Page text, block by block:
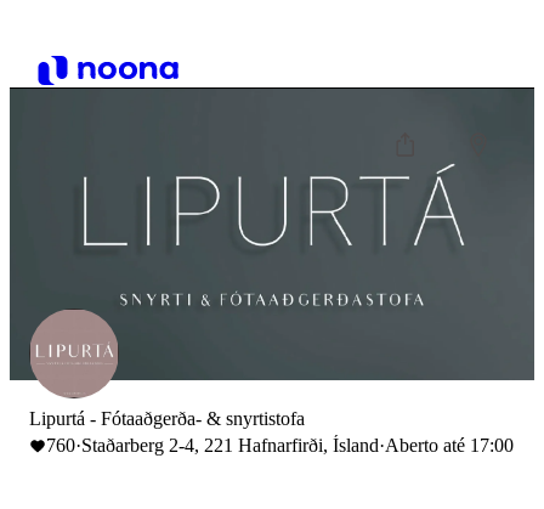
Lipurtá - Fótaaðgerða- & snyrtistofa
760· Staðarberg 2-4, 221 Hafnarfirði, Ísland·Aberto até 17:00